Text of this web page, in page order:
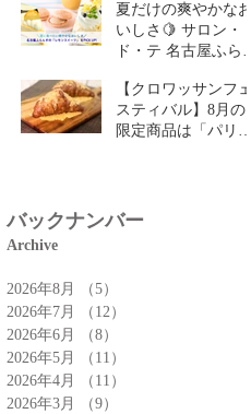
夏だけの爽やかなお
いしさ🍋 サロン・
ド・テ 名古屋ふらん
特集」
【クロワッサンフェ
スティバル】8月の
限定商品は「パリパ
バックナンバー
Archive
2026年8月 （5）
2026年7月
（12）
2026年6月
（8）
2026年5月
（11）
2026年4月
（11）
2026年3月
（9）